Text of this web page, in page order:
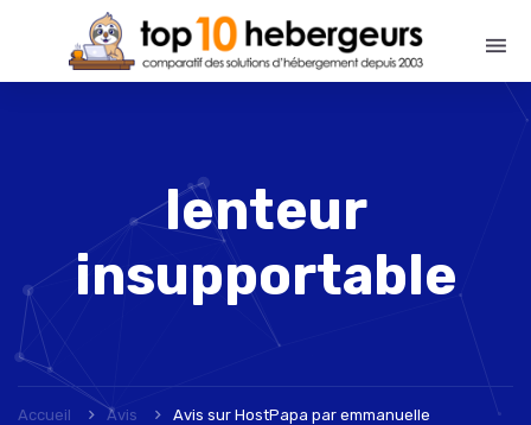
lenteur
insupportable
Accueil Avis Avis sur HostPapa par emmanuelle